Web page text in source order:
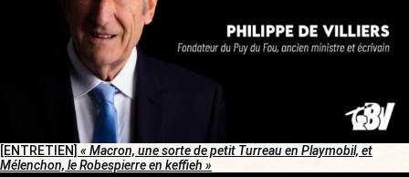
[ENTRETIEN] « Macron, une sorte de petit Turreau en Playmobil, et
Mélenchon, le Robespierre en keffieh »